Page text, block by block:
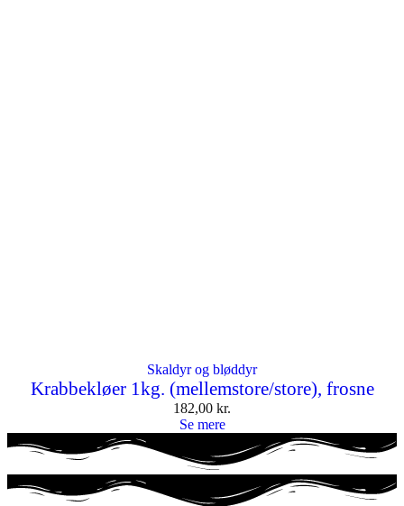
Skaldyr og bløddyr
Krabbekløer 1kg. (mellemstore/store), frosne
182,00 kr.
Se mere